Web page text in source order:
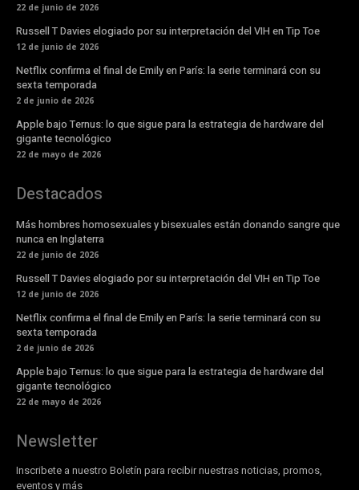
22 de junio de 2026
Russell T Davies elogiado por su interpretación del VIH en Tip Toe
12 de junio de 2026
Netflix confirma el final de Emily en París: la serie terminará con su
sexta temporada
2 de junio de 2026
Apple bajo Ternus: lo que sigue para la estrategia de hardware del
gigante tecnológico
22 de mayo de 2026
Destacados
Más hombres homosexuales y bisexuales están donando sangre que
nunca en Inglaterra
22 de junio de 2026
Russell T Davies elogiado por su interpretación del VIH en Tip Toe
12 de junio de 2026
Netflix confirma el final de Emily en París: la serie terminará con su
sexta temporada
2 de junio de 2026
Apple bajo Ternus: lo que sigue para la estrategia de hardware del
gigante tecnológico
22 de mayo de 2026
Newsletter
Inscribete a nuestro Boletín para recibir nuestras noticias, promos,
eventos y más